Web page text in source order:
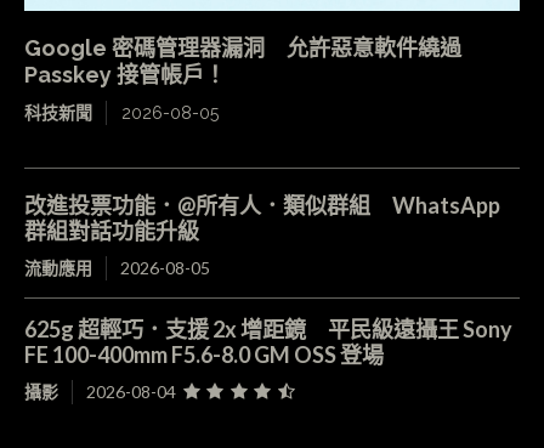
Google 密碼管理器漏洞 允許惡意軟件繞過
Passkey 接管帳戶！
科技新聞 2026-08-05
改進投票功能．@所有人．類似群組 WhatsApp
群組對話功能升級
流動應用 2026-08-05
625g 超輕巧．支援 2x 增距鏡 平民級遠攝王 Sony
FE 100-400mm F5.6-8.0 GM OSS 登場
攝影 2026-08-04